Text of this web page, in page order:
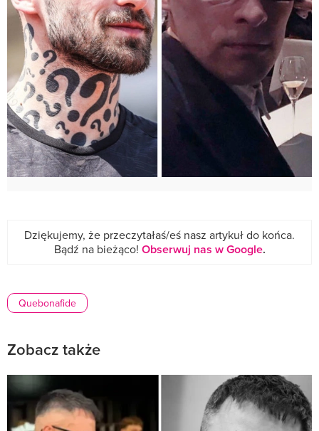
Dziękujemy, że przeczytałaś/eś nasz artykuł do końca.
Bądź na bieżąco! Obserwuj nas w Google.
Quebonafide
Zobacz także